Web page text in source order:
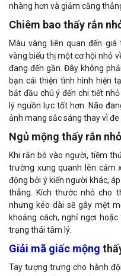
nhàng hơn và giảm căng
Chiêm bao thấy rắn
Màu vàng liên quan đến
vàng biểu thị một cơ hội nhỏ
đang đến gần. Đây không
bạn cải thiện tình hình hiện
bắt đầu chú ý đến chi tiết
lý nguồn lực tốt hơn. Não
ảnh mang sắc sáng thay vì đe
Ngủ mộng thấy rắn
Khi rắn bò vào người, tiềm
trường xung quanh lên cảm
động bởi ý kiến người khác,
thẳng. Kích thước nhỏ cho
nhưng kéo dài sẽ gây mệt
khoảng cách, nghỉ ngơi
trạng thái tâm lý.
Giải mã giấc mộng
Tay tượng trưng cho hành